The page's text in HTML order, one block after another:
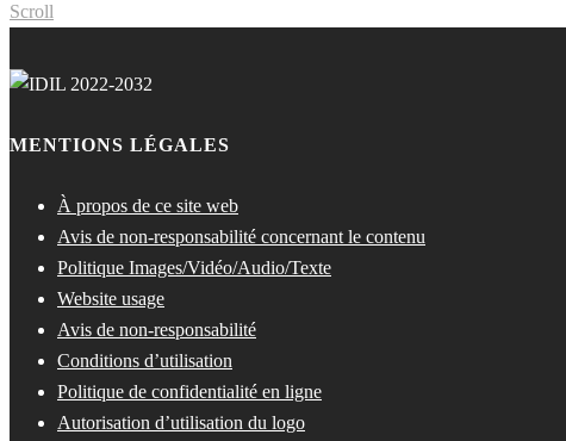
Scroll
MENTIONS LÉGALES
À propos de ce site web
Avis de non-responsabilité concernant le contenu
Politique Images/Vidéo/Audio/Texte
Website usage
Avis de non-responsabilité
Conditions d’utilisation
Politique de confidentialité en ligne
Autorisation d’utilisation du logo